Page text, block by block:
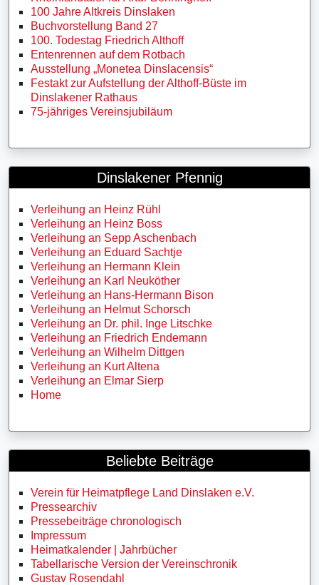
100 Jahre Altkreis Dinslaken
Buchvorstellung Band 27
100. Todestag Friedrich Althoff
Entenrennen auf dem Rotbach
Ausstellung „Monetea Dinslacensis“
Festakt zur Aufstellung der Althoff-Büste im
Dinslakener Rathaus
75-jähriges Vereinsjubiläum
Dinslakener Pfennig
Verleihung an Heinz Rühl
Verleihung an Heinz Boss
Verleihung an Sepp Aschenbach
Verleihung an Eduard Sachtje
Verleihung an Hermann Klein
Verleihung an Karl Neuköther
Verleihung an Hans-Hermann Bison
Verleihung an Helmut Schorsch
Verleihung an Dr. phil. Inge Litschke
Verleihung an Friedrich Endemann
Verleihung an Wilhelm Dittgen
Verleihung an Kurt Altena
Verleihung an Elmar Sierp
Home
Beliebte Beiträge
Verein für Heimatpflege Land Dinslaken e.V.
Pressearchiv
Pressebeiträge chronologisch
Impressum
Heimatkalender | Jahrbücher
Tabellarische Version der Vereinschronik
Gustav Rosendahl